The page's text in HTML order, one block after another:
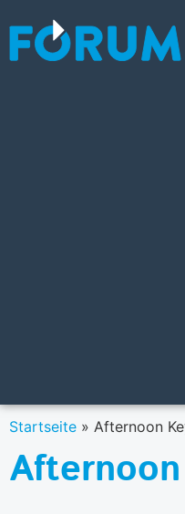
Startseite » Afternoon